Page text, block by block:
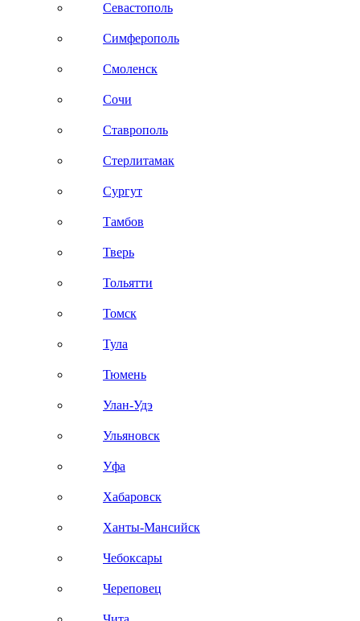
Севастополь
Симферополь
Смоленск
Сочи
Ставрополь
Стерлитамак
Сургут
Тамбов
Тверь
Тольятти
Томск
Тула
Тюмень
Улан-Удэ
Ульяновск
Уфа
Хабаровск
Ханты-Мансийск
Чебоксары
Череповец